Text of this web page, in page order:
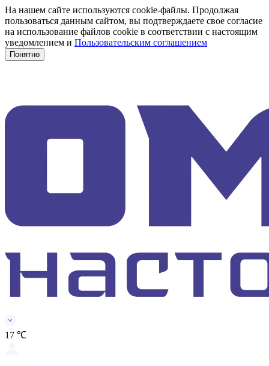
На нашем сайте используются cookie-файлы. Продолжая
пользоваться данным сайтом, вы подтверждаете свое согласие
на использование файлов cookie в соответствии с настоящим
уведомлением и Пользовательским соглашением
Понятно
17 ℃